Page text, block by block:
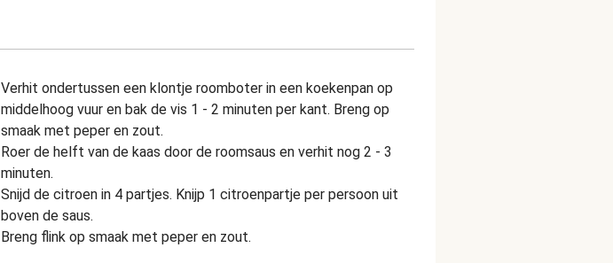
Verhit ondertussen een klontje roomboter in een koekenpan op
middelhoog vuur en bak de vis 1 - 2 minuten per kant. Breng op
smaak met peper en zout.
Roer de helft van de kaas door de roomsaus en verhit nog 2 - 3
minuten.
Snijd de citroen in 4 partjes. Knijp 1 citroenpartje per persoon uit
boven de saus.
Breng flink op smaak met peper en zout.